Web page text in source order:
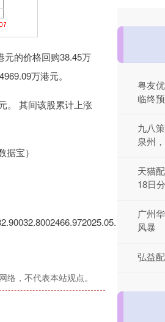
的价格回购38.45万
万港元。
。 其间该股累计上涨
宝）
络，不代表本站观点。
粤友
临终
九八
泉州
天猫
18日
广州
风暴
弘益